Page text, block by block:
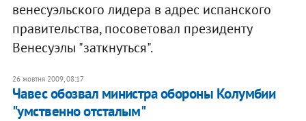
венесуэльского лидера в адрес испанского
правительства, посоветовал президенту
Венесуэлы "заткнуться".
26 жовтня 2009, 08:17
Чавес обозвал министра обороны Колумбии
"умственно отсталым"